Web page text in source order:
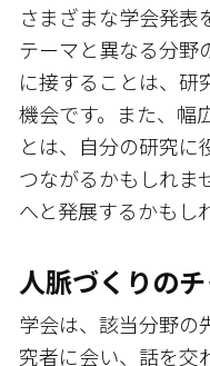
さまざまな学会発表
テーマと異なる分野
に接することは、研
機会です。また、幅
とは、自分の研究に
つながるかもしれま
へと発展するかもし
人脈づくりの
学会は、該当分野の
究者に会い、話を交